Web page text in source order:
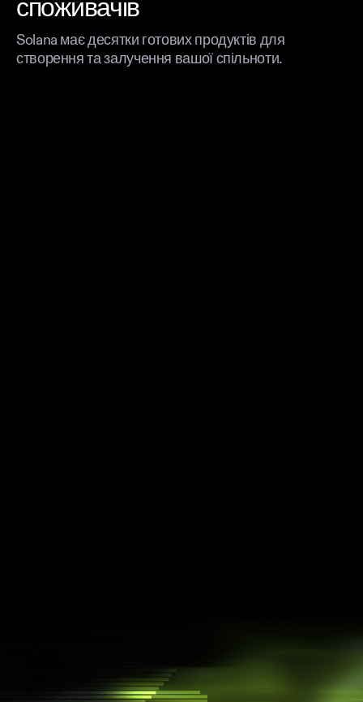
споживачів
Solana має десятки готових продуктів для
створення та залучення вашої спільноти.